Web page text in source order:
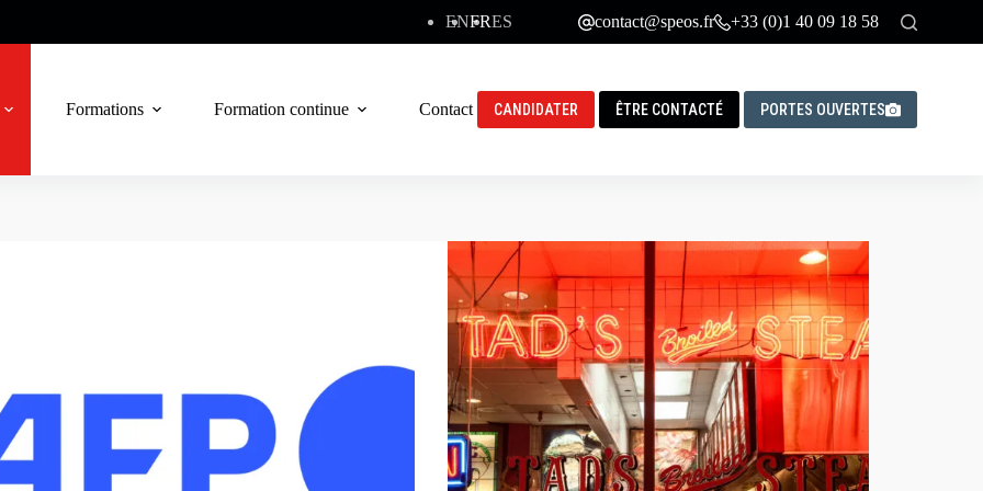
ENFRES contact@speos.fr +33 (0)1 40 09 18 58
Formations Formation continue Contact CANDIDATER ÊTRE CONTACTÉ PORTES OUVERTES